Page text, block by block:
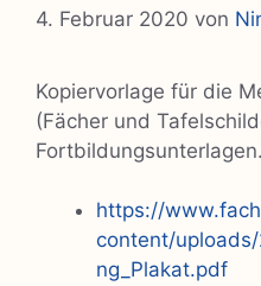
4. Februar 2020 von
Kopiervorlage für die
(Fächer und
Fortbildungsunterlagen.
https://
content/
ng_Plakat.pdf